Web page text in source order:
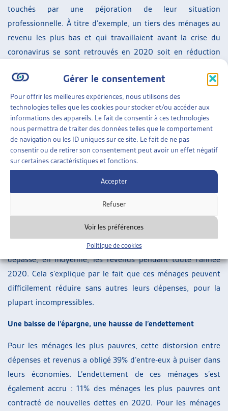
Gérer le consentement
Pour offrir les meilleures expériences, nous utilisons des
technologies telles que les cookies pour stocker et/ou accéder aux
informations des appareils. Le fait de consentir à ces technologies
nous permettra de traiter des données telles que le comportement
de navigation ou les ID uniques sur ce site. Le fait de ne pas
consentir ou de retirer son consentement peut avoir un effet négatif
sur certaines caractéristiques et fonctions.
Accepter
Refuser
Voir les préférences
Politique de cookies
touchés par une péjoration de leur situation
professionnelle. À titre d’exemple, un tiers des ménages au
revenu les plus bas et qui travaillaient avant la crise du
coronavirus se sont retrouvés en 2020 soit en réduction
de revenu de 16’000 et plus, ils sont un sixième à se
retrouver dans cette situation.
Des dépenses incompressibles qui dépassent les revenus
L’étude du KOF se penche aussi sur l’évolution des dépenses
des ménages. Tout d’abord, 50% des ménages indiquent
n’avoir pas moins dépensé que d’habitude. Cela n’empêche
pas une disparité dans les comportements des différents
ménages : les ménages aux revenus les plus bas ont
dépensé en moyenne 12% de moins et ceux aux revenus les
plus haut 16% de moins.
Pour les ménages les plus défavorisés, les dépenses ont
dépassé, en moyenne, les revenus pendant toute l’année
2020. Cela s’explique par le fait que ces ménages peuvent
difficilement réduire sans autres leurs dépenses, pour la
plupart incompressibles.
Une baisse de l’épargne, une hausse de l’endettement
Pour les ménages les plus pauvres, cette distorsion entre
dépenses et revenus a obligé 39% d’entre-eux à puiser dans
leurs économies. L’endettement de ces ménages s’est
également accru : 11% des ménages les plus pauvres ont
contracté de nouvelles dettes en 2020. Pour les ménages